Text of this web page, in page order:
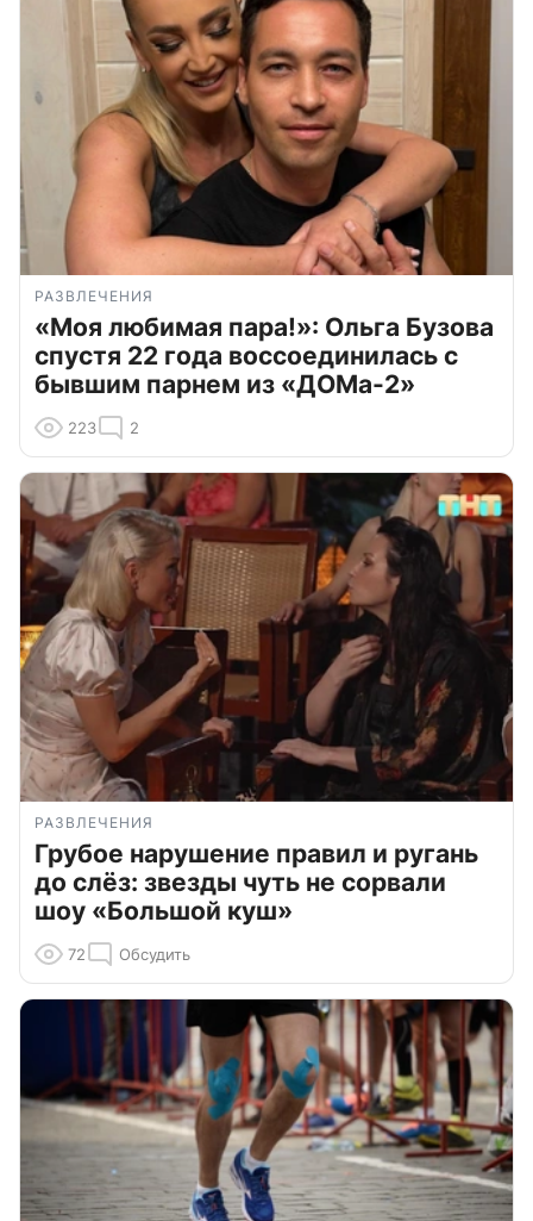
РАЗВЛЕЧЕНИЯ
«Моя любимая пара!»: Ольга Бузова
спустя 22 года воссоединилась с
бывшим парнем из «ДОМа-2»
223 2
РАЗВЛЕЧЕНИЯ
Грубое нарушение правил и ругань
до слёз: звезды чуть не сорвали
шоу «Большой куш»
72 Обсудить